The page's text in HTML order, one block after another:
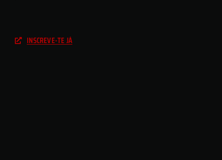
INSCREVE-TE JÁ